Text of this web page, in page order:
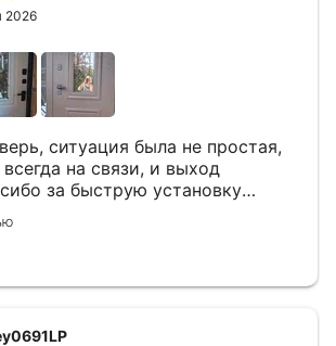
2026
ситуация была не простая,
на связи, и выход
за быструю установку
привёз, и установил. Надеюсь,
нам долго послужит